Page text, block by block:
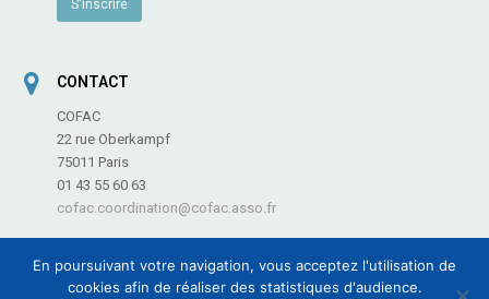
CONTACT
COFAC
22 rue Oberkampf
75011 Paris
01 43 55 60 63
cofac.coordination@cofac.asso.fr
En poursuivant votre navigation, vous acceptez l'utilisation de
cookies afin de réaliser des statistiques d'audience.